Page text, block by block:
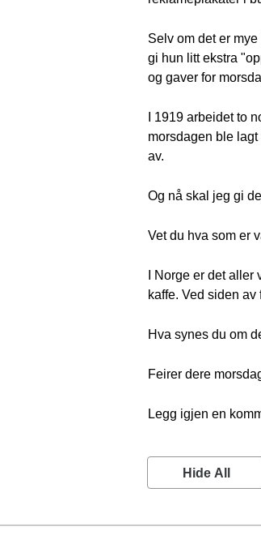
Selv om det er
gi hun litt ekstra
og gaver for
I 1919 arbeidet to
morsdagen ble
av.
Og nå skal jeg gi
Vet du hva som er
I Norge er det
kaffe. Ved siden
Hva synes du om
Feirer dere
Legg igjen en
Hide All